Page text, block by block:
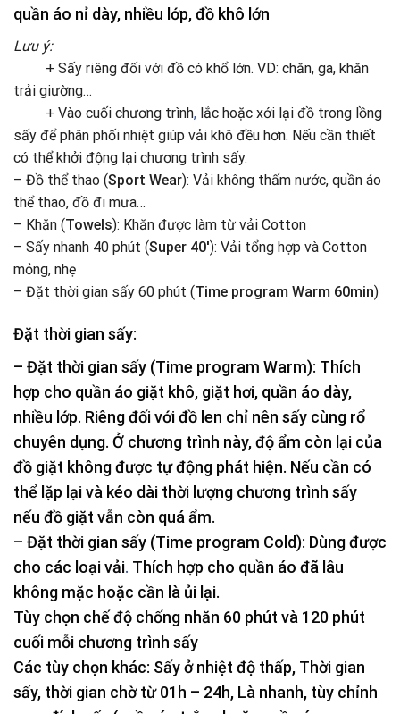
quần áo nỉ dày, nhiều lớp, đồ khô lớn
Lưu ý:
+ Sấy riêng đối với đồ có khổ lớn. VD: chăn, ga, khăn
trải giường…
+ Vào cuối chương trình, lắc hoặc xới lại đồ trong lồng
sấy để phân phối nhiệt giúp vải khô đều hơn. Nếu cần thiết
có thể khởi động lại chương trình sấy.
– Đồ thể thao (Sport Wear): Vải không thấm nước, quần áo
thể thao, đồ đi mưa…
– Khăn (Towels): Khăn được làm từ vải Cotton
– Sấy nhanh 40 phút (Super 40′): Vải tổng hợp và Cotton
mỏng, nhẹ
– Đặt thời gian sấy 60 phút (Time program Warm 60min)
Đặt thời gian sấy:
– Đặt thời gian sấy (Time program Warm): Thích
hợp cho quần áo giặt khô, giặt hơi, quần áo dày,
nhiều lớp. Riêng đối với đồ len chỉ nên sấy cùng rổ
chuyên dụng. Ở chương trình này, độ ẩm còn lại của
đồ giặt không được tự động phát hiện. Nếu cần có
thể lặp lại và kéo dài thời lượng chương trình sấy
nếu đồ giặt vẫn còn quá ẩm.
– Đặt thời gian sấy (Time program Cold): Dùng được
cho các loại vải. Thích hợp cho quần áo đã lâu
không mặc hoặc cần là ủi lại.
Tùy chọn chế độ chống nhăn 60 phút và 120 phút
cuối mỗi chương trình sấy
Các tùy chọn khác: Sấy ở nhiệt độ thấp, Thời gian
sấy, thời gian chờ từ 01h – 24h, Là nhanh, tùy chỉnh